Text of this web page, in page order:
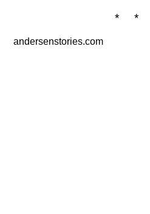
* *
andersenstories.com